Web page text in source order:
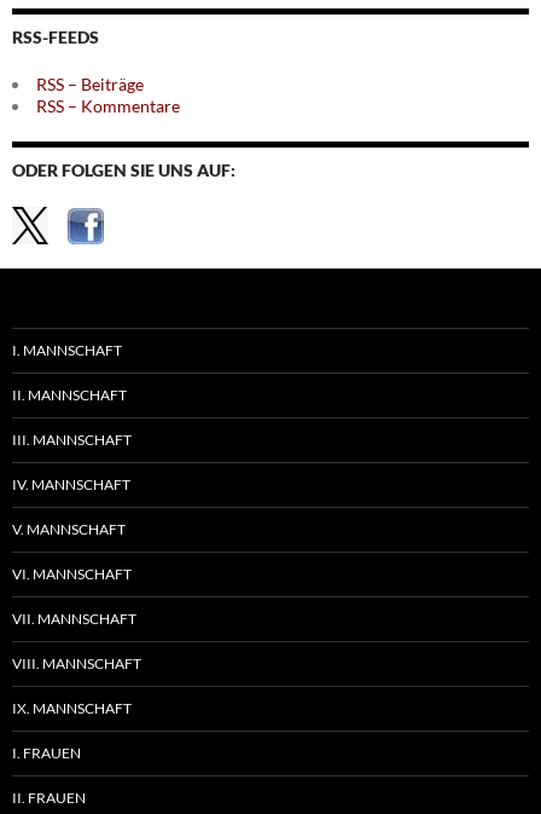
Themen
RSS-FEEDS
RSS – Beiträge
RSS – Kommentare
ODER FOLGEN SIE UNS AUF:
I. MANNSCHAFT
II. MANNSCHAFT
III. MANNSCHAFT
IV. MANNSCHAFT
V. MANNSCHAFT
VI. MANNSCHAFT
VII. MANNSCHAFT
VIII. MANNSCHAFT
IX. MANNSCHAFT
I. FRAUEN
II. FRAUEN